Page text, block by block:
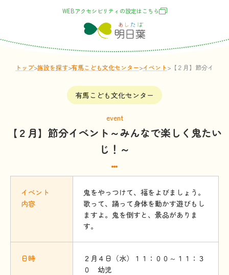
WEBアクセシビリティの設定はこちら
トップ>施設を探す>有馬こども文化センター>イベント> 【２月】節分イベ
有馬こども文化センター
event
【２月】節分イベント～みんなで楽しく鬼たい
じ！～
イベント
内容
鬼をやっつけて、福をよびましょう。
歌って、踊って身体を動かす遊びもし
ますよ。鬼を倒すと、景品がありま
す。
日時
２月４日（水）１１：００～１１：３
０ 幼児